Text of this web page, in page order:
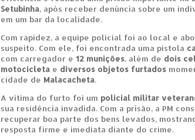
Setubinha, após receber denúncia sobre um
em um bar da localidade.
Com rapidez, a equipe policial foi ao local e
suspeito. Com ele, foi encontrada uma pistola
com carregador e 12 munições, além de dois
motocicletae diversos objetos furtados
cidade de Malacacheta.
A vítima do furto foi um policial militar
sua residência invadida. Com a prisão, a PM
recuperar boa parte dos bens levados,
resposta firme e imediata diante do crime.